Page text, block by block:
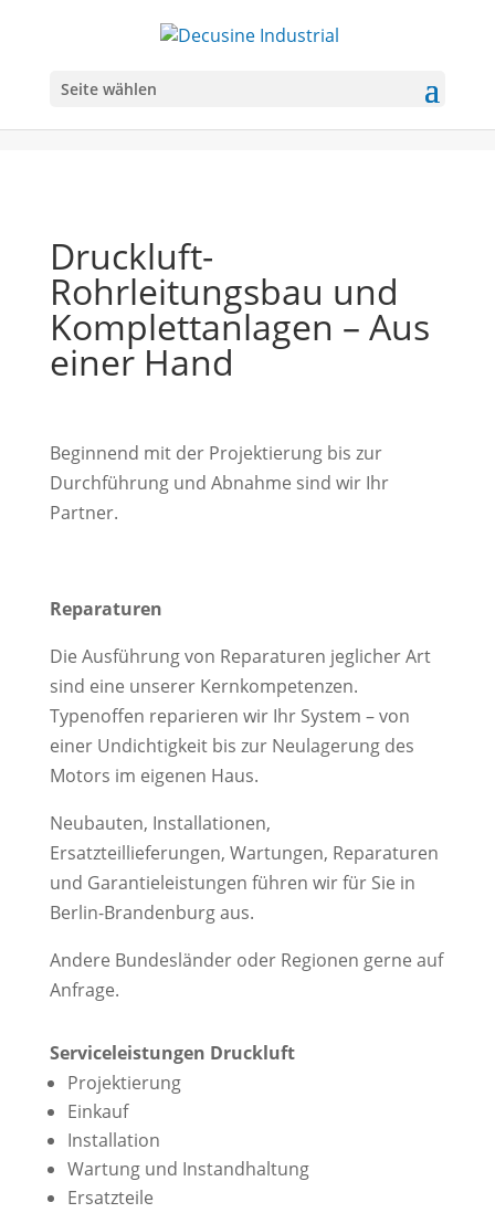
Seite wählen
Druckluft-
Rohrleitungsbau und
Komplettanlagen – Aus
einer Hand
Beginnend mit der Projektierung bis zur
Durchführung und Abnahme sind wir Ihr
Partner.
Reparaturen
Die Ausführung von Reparaturen jeglicher Art
sind eine unserer Kernkompetenzen.
Typenoffen reparieren wir Ihr System – von
einer Undichtigkeit bis zur Neulagerung des
Motors im eigenen Haus.
Neubauten, Installationen,
Ersatzteillieferungen, Wartungen, Reparaturen
und Garantieleistungen führen wir für Sie in
Berlin-Brandenburg aus.
Andere Bundesländer oder Regionen gerne auf
Anfrage.
Serviceleistungen Druckluft
Projektierung
Einkauf
Installation
Wartung und Instandhaltung
Ersatzteile